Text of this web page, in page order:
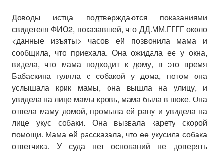
Доводы истца подтверждаются показаниями
свидетеля ФИО2, показавшей, что ДД.ММ.ГГГГ около
<данные изъяты> часов ей позвонила мама и
сообщила, что приехала. Она ожидала ее у окна,
видела, что мама подходит к дому, в это время
Бабаскина гуляла с собакой у дома, потом она
услышала крик мамы, она вышла на улицу, и
увидела на лице мамы кровь, мама была в шоке. Она
отвела маму домой, промыла ей рану и увидела на
лице укус собаки. Она вызвала карету скорой
помощи. Мама ей рассказала, что ее укусила собака
ответчика. У суда нет оснований не доверять